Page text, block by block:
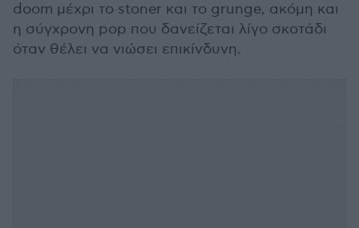
doom μέχρι το stoner και το grunge, ακόμη και
η σύγχρονη pop που δανείζεται λίγο σκοτάδι
όταν θέλει να νιώσει επικίνδυνη.